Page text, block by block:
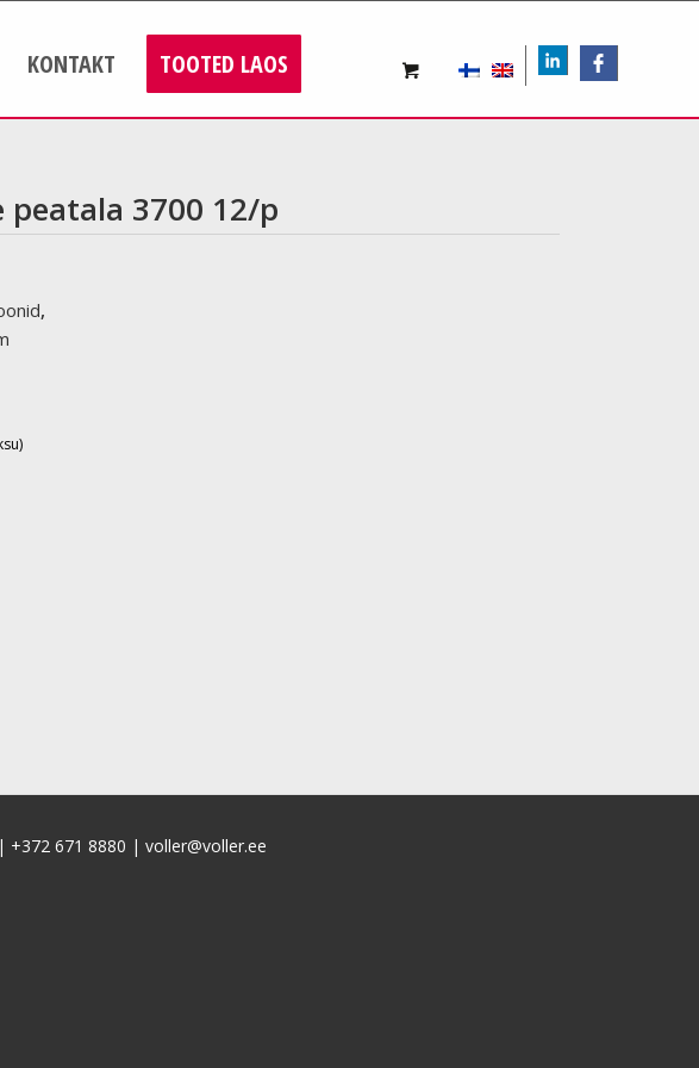
FB
LIn
KONTAKT TOOTED LAOS
peatala 3700 12/p
,
+372 671 8880 | voller@voller.ee